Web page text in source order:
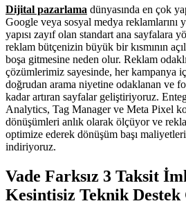
Dijital pazarlama dünyasında en çok
Google veya sosyal medya reklamlarını
yapısı zayıf olan standart ana sayfalara
reklam bütçenizin büyük bir kısmının
boşa gitmesine neden olur. Reklam
çözümlerimiz sayesinde, her kampanya
doğrudan arama niyetine odaklanan ve
kadar artıran sayfalar geliştiriyoruz.
Analytics, Tag Manager ve Meta Pixel
dönüşümleri anlık olarak ölçüyor ve
optimize ederek dönüşüm başı
indiriyoruz.
Vade Farksız 3 Taksit
Kesintisiz Teknik